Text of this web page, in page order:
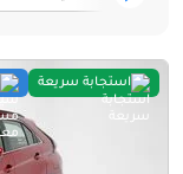
استجابة سريعة